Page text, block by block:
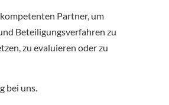
Partner, um
Beteiligungsverfahren zu
zu evaluieren oder zu
bei uns.